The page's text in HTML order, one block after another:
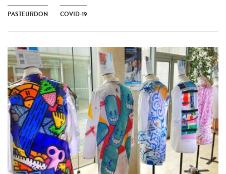
PASTEURDON COVID-19